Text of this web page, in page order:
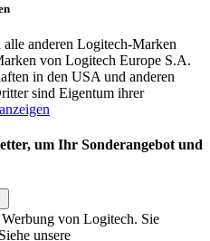
anderen Logitech-Marken
von Logitech Europe S.A.
in den USA und anderen
sind Eigentum ihrer
um Ihr Sonderangebot und
von Logitech. Sie
unsere